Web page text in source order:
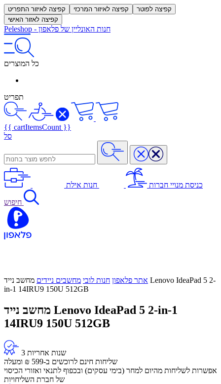
קפיצה לאיזור התפריט קפיצה לאיזור המרכזי
קפיצה לפוטר
קפיצה לאזור האישי
Peleshop - חנות האונליין של פלאפון
כל המוצרים
תפריט
{{ cartItemsCount }}
סל
כניסת מנויי חברות חנות אילת
חיפוש
אתר פלאפון חנות לובי מחשבים ניידים מחשב נייד Lenovo IdeaPad 5 2-
in-1 14IRU9 150U 512GB
מחשב נייד Lenovo IdeaPad 5 2-in-1
14IRU9 150U 512GB
3 שנות אחריות
שליחות חינם לרוכשים ב-599 ₪ ומעלה
​אפשרות לשליחות מהיום למחר (בימי עסקים) ובכפוף לתנאי ואזורי הכיסוי
של חברת השליחויות